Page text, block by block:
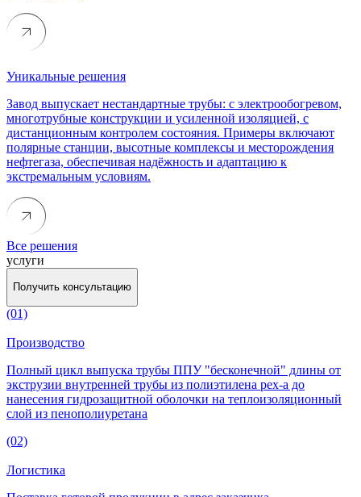
Уникальные решения
Завод выпускает нестандартные трубы: с электрообогревом,
многотрубные конструкции и усиленной изоляцией, с
дистанционным контролем состояния. Примеры включают
полярные станции, высотные комплексы и месторождения
нефтегаза, обеспечивая надёжность и адаптацию к
экстремальным условиям.
Все решения
услуги
Получить консультацию
(01)
Производство
Полный цикл выпуска трубы ППУ "бесконечной" длины от
экструзии внутренней трубы из полиэтилена pex-а до
нанесения гидрозащитной оболочки на теплоизоляционный
слой из пенополиуретана
(02)
Логистика